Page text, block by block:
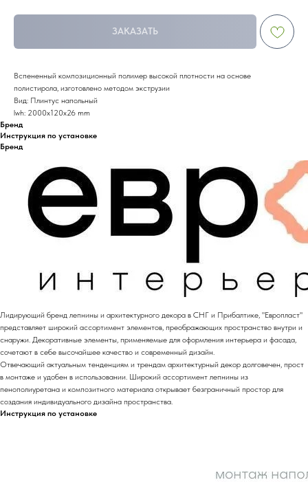
ЗАКАЗАТЬ
Вспененный композиционный полимер высокой плотности на основе
полистирола, изготовлено методом экструзии
Вид: Плинтус напольный
lwh: 2000x120x26 mm
Бренд
Инструкция по установке
Бренд
Лидирующий бренд лепнины и архитектурного декора в СНГ и Прибалтике, "Европласт"
представляет широкий ассортимент элементов, преображающих пространство внутри и
снаружи. Декоративные элементы, применяемые для оформления интерьера и фасада,
сочетают в себе высочайшее качество и современный дизайн.
Отвечающий актуальным тенденциям и трендам архитектурный декор долговечен, прост
в монтаже и удобен в использовании. Широкий ассортимент лепнины из
пенополиуретана и композитного материала открывает безграничный простор для
создания индивидуального дизайна пространства.
Инструкция по установке